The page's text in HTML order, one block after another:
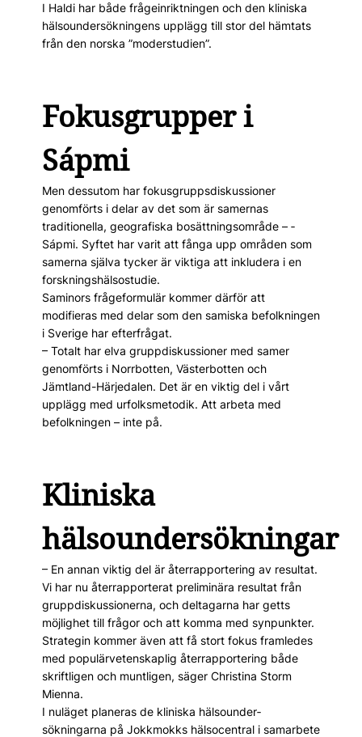
I Haldi har både frågeinriktningen och den kliniska
hälsoundersökningens upplägg till stor del hämtats
från den norska ”moderstudien”.
Fokusgrupper i
Sápmi
Men dessutom har fokusgruppsdiskussioner
genomförts i delar av det som är samernas
traditionella, geografiska bosättningsområde – ­
Sápmi. Syftet har varit att fånga upp områden som
samerna själva tycker är viktiga att inkludera i en
forskningshälsostudie.
Saminors frågeformulär kommer därför att
modifieras med delar som den samiska befolkningen
i Sverige har efterfrågat.
– Totalt har elva gruppdiskussioner med samer
genomförts i Norrbotten, Västerbotten och
Jämtland-Härjedalen. Det är en viktig del i vårt
upplägg med urfolksmetodik. Att arbeta med
befolkningen – inte på.
Kliniska
hälsoundersökningar
– En annan viktig del är återrapportering av resul­tat.
Vi har nu återrapporterat preliminära resultat från
gruppdiskussionerna, och deltagarna har getts
möjlighet till frågor och att komma med synpunkter.
Strategin kommer även att få stort fokus framledes
med populär­veten­skaplig återrapportering både
skriftligen och muntligen, säger Christina Storm
Mienna.
I nuläget planeras de kliniska hälso­under­
sökningarna på Jokkmokks hälsocentral i sam­arbete